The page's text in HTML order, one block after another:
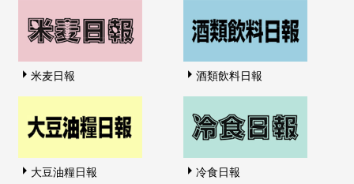
米麦日報 酒類飲料日報
大豆油糧日報 冷食日報